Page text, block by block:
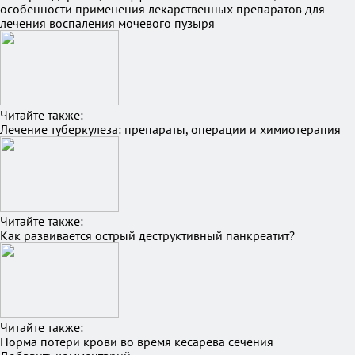
особенности применения лекарственных препаратов для
лечения воспаления мочевого пузыря
Читайте также:
Лечение туберкулеза: препараты, операции и химиотерапия
Читайте также:
Как развивается острый деструктивный панкреатит?
Читайте также:
Норма потери крови во время кесарева сечения